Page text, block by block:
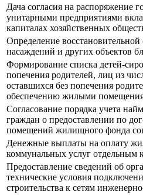
Дача согласия на распоряжение
унитарными предприятиями
капиталах хозяйственных
Определение
насаждений и других объектов
Формирование списка детей-
попечения родителей, лиц из
оставшихся без попечения
обеспечению жилыми
Согласование порядка учета
граждан о предоставлении по
помещений жилищного фонда
Денежные выплаты на оплату
коммунальных услуг отдельным
Предоставление сведений об
технические условия
строительства к сетям